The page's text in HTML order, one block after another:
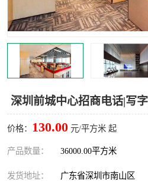
深圳前城中心招商电话|写
价格： 130.00 元/平方米 起
产品数量： 36000.00平方米
发货地址： 广东省深圳市南山区
宝安区
兴东
车公庙
中心区